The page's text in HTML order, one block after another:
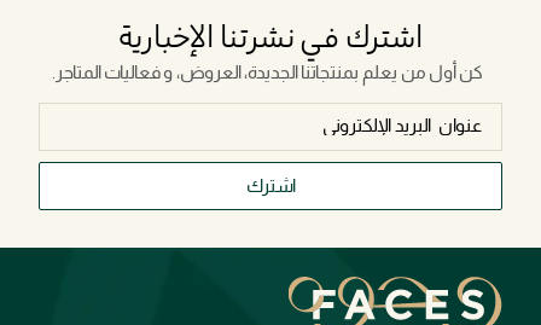
اشترك في نشرتنا الإخبارية
كن أول من يعلم بمنتجاتنا الجديدة، العروض، و فعاليات المتاجر.
اشترك